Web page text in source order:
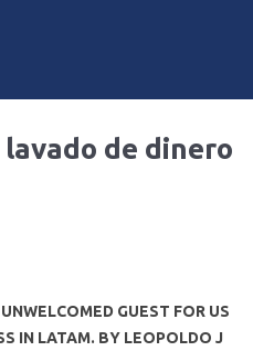
de dinero
GUEST FOR US
IN LATAM. BY LEOPOLDO J